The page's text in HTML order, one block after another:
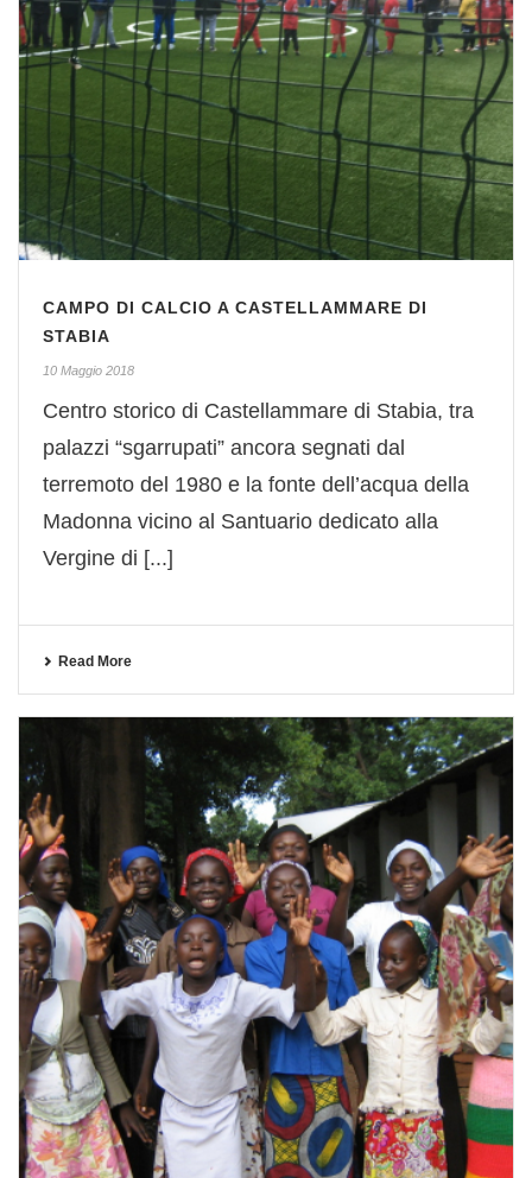
CAMPO DI CALCIO A CASTELLAMMARE DI
STABIA
10 Maggio 2018
Centro storico di Castellammare di Stabia, tra
palazzi “sgarrupati” ancora segnati dal
terremoto del 1980 e la fonte dell’acqua della
Madonna vicino al Santuario dedicato alla
Vergine di [...]
Read More